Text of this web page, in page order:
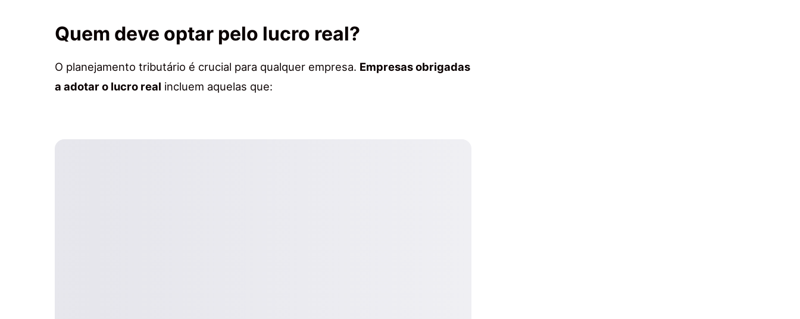
Quem deve optar pelo lucro real?
O planejamento tributário é crucial para qualquer empresa. Empresas obrigadas
a adotar o lucro real incluem aquelas que: